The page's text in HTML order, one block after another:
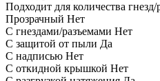
Подходит для количества гнезд/
Прозрачный Нет
С гнездами/разъемами Нет
С защитой от пыли Да
С надписью Нет
С откидной крышкой Нет